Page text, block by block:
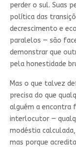
perder o sul. Suas
política das
decrescimento e
paralelos — são
demonstrar que
pela honestidade
Mas o que talvez
precisa do que
alguém a encontra
interlocutor —
modéstia
mas porque